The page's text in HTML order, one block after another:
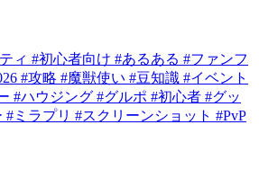
ィ #初心者向け #あるある #ファンフ
#攻略 #魔獣使い #豆知識 #イベント
#ハウジング #グルポ #初心者 #グッ
#ミラプリ #スクリーンショット #PvP